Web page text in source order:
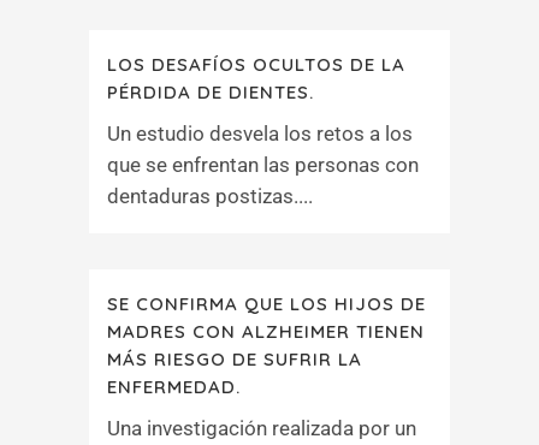
LOS DESAFÍOS OCULTOS DE LA
PÉRDIDA DE DIENTES.
Un estudio desvela los retos a los
que se enfrentan las personas con
dentaduras postizas....
SE CONFIRMA QUE LOS HIJOS DE
MADRES CON ALZHEIMER TIENEN
MÁS RIESGO DE SUFRIR LA
ENFERMEDAD.
Una investigación realizada por un